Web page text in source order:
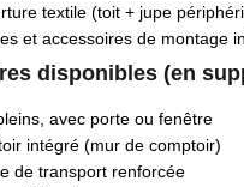
textile (toit + jupe
et accessoires de montage
disponibles (en
avec porte ou fenêtre
intégré (mur de comptoir)
de transport renforcée